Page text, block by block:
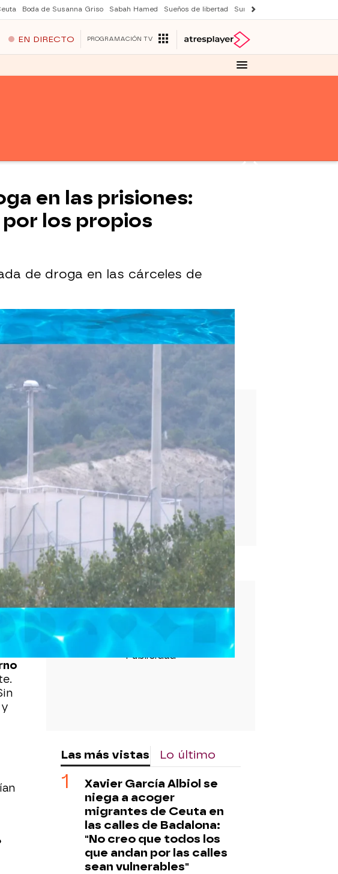
Boda de Susanna Griso Sabah Hamed Sueños de libertad Suri y Tom Cruise
EN DIRECTO PROGRAMACIÓN TV
en las prisiones:
los propios
de droga en las cárceles de
'Alligator Alcatraz' impulsada por
en la cárcel de Algeciras
X Flipboard
Las más vistas Lo último
Xavier García Albiol se
niega a acoger
migrantes de Ceuta en
las calles de Badalona:
"No creo que todos los
que andan por las calles
sean vulnerables"